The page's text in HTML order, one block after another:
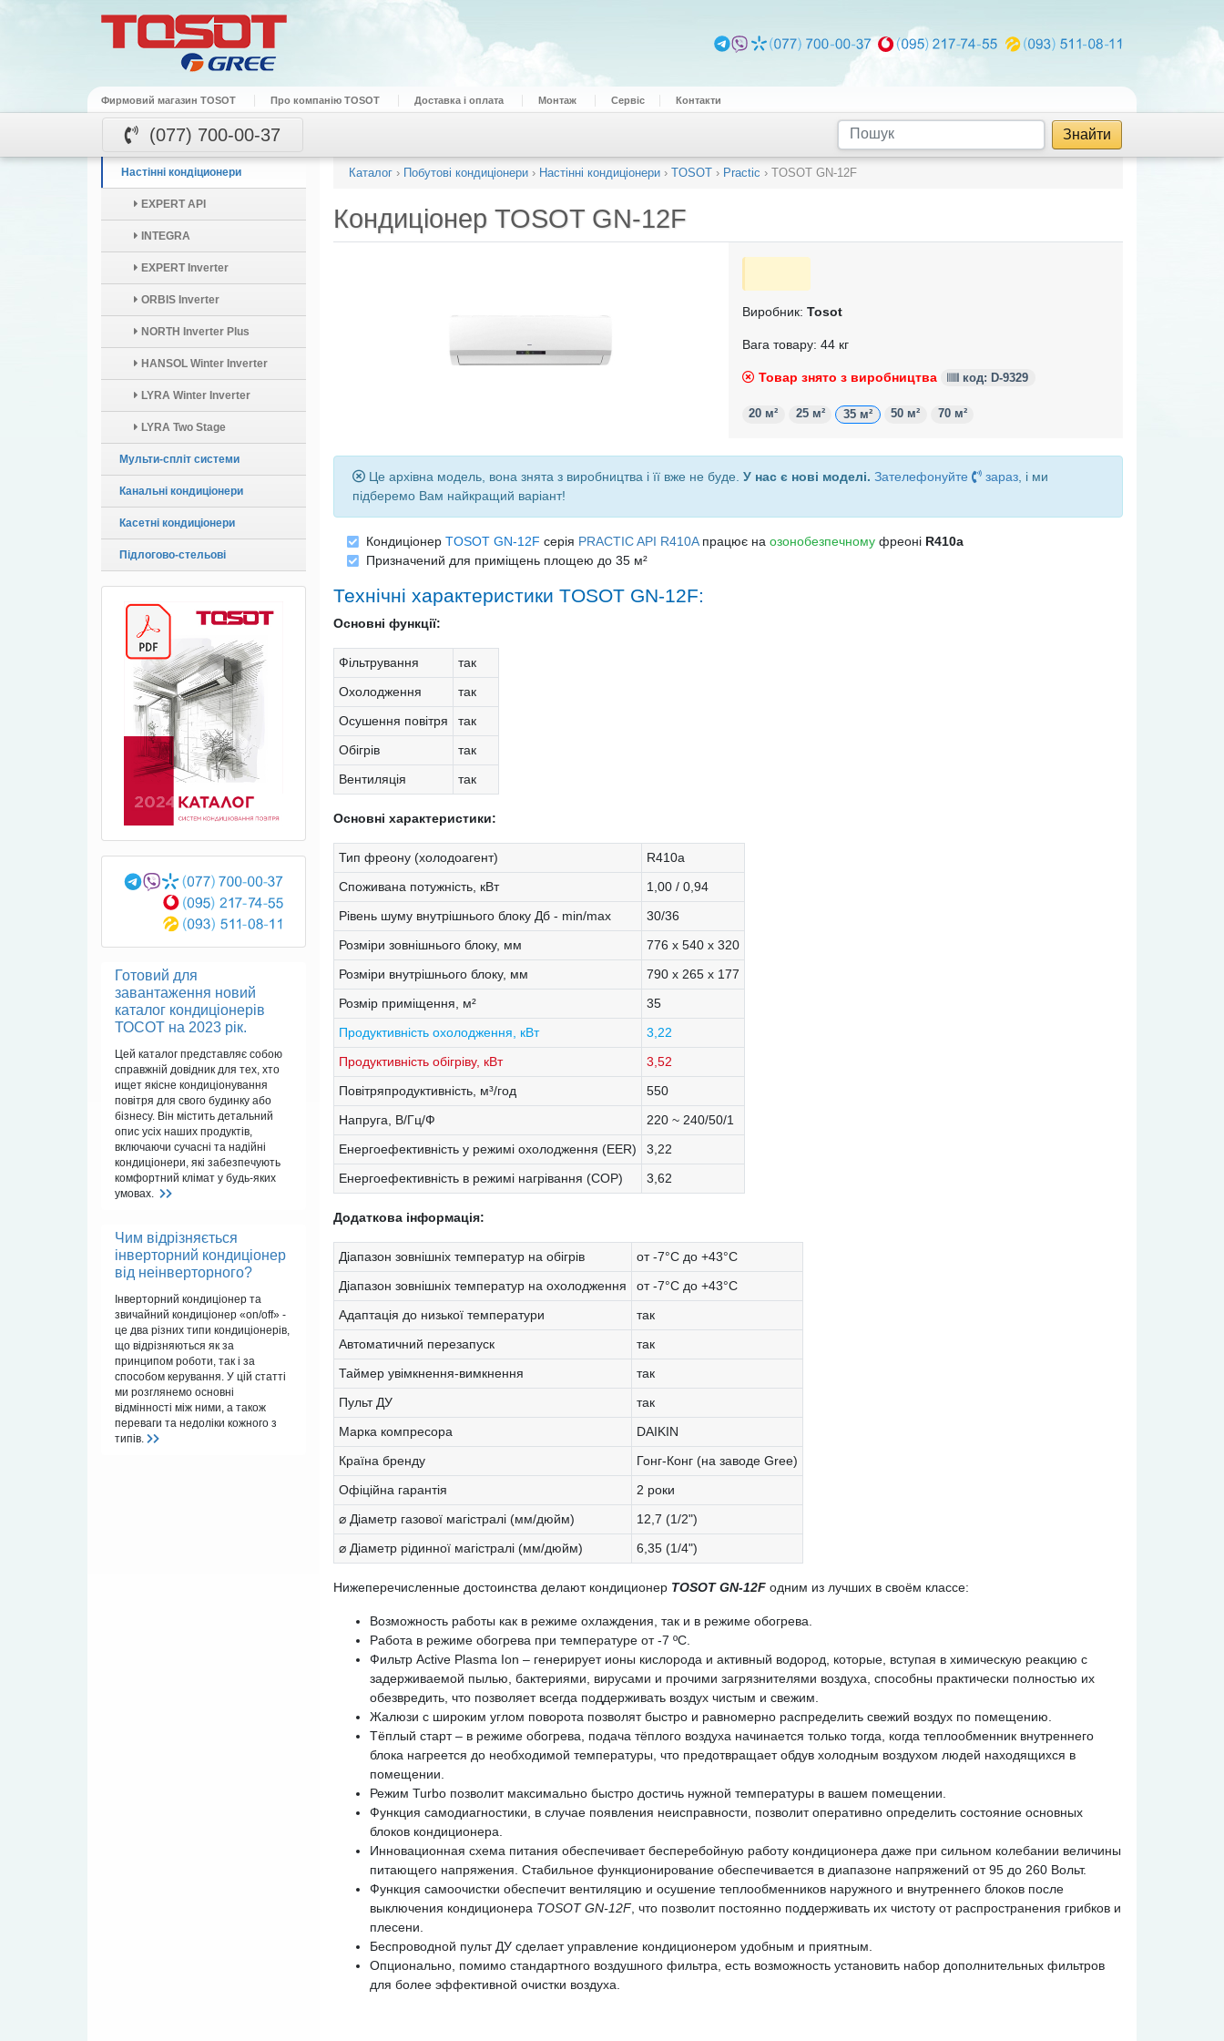
Фирмовий магазин TOSOT Про компанію TOSOT Доставка і оплата Монтаж Сервіс Контакти
(077) 700-00-37 Знайти
Настінні кондіционери
EXPERT API
INTEGRA
EXPERT Inverter
ORBIS Inverter
NORTH Inverter Plus
HANSOL Winter Inverter
LYRA Winter Inverter
LYRA Two Stage
Мульти-спліт системи
Канальні кондиціонери
Касетні кондиціонери
Підлогово-стельові
Готовий для
завантаження новий
каталог кондиціонерів
ТОСОТ на 2023 рік.
Цей каталог представляє собою
справжній довідник для тех, хто
ищет якісне кондиціонування
повітря для свого будинку або
бізнесу. Він містить детальний
опис усіх наших продуктів,
включаючи сучасні та надійні
кондиціонери, які забезпечують
комфортний клімат у будь-яких
умовах.
Чим відрізняється
інверторний кондиціонер
від неінверторного?
Інверторний кондиціонер та
звичайний кондиціонер «on/off» -
це два різних типи кондиціонерів,
що відрізняються як за
принципом роботи, так і за
способом керування. У цій статті
ми розглянемо основні
відмінності між ними, а також
переваги та недоліки кожного з
типів.
Каталог › Побутові кондиціонери › Настінні кондиціонери › TOSOT › Practic › TOSOT GN-12F
Кондиціонер TOSOT GN-12F
Виробник: Tosot
Вага товару: 44 кг
Товар знято з виробництва код: D-9329
20 м² 25 м² 35 м² 50 м² 70 м²
Це архівна модель, вона знята з виробництва і її вже не буде. У нас є нові моделі. Зателефонуйте зараз , і ми
підберемо Вам найкращий варіант!
Кондиціонер TOSOT GN-12F серія PRACTIC API R410Aпрацює на озонобезпечному фреоні R410a
Призначений для приміщень площею до 35 м²
Технічні характеристики TOSOT GN-12F:
Основні функції:
Фільтрування
так
Охолодження
так
Осушення повітря
так
Обігрів
так
Вентиляція
так
Основні характеристики:
Тип фреону (холодоагент)
R410a
Споживана потужність, кВт
1,00 / 0,94
Рівень шуму внутрішнього блоку Дб - min/max
30/36
Розміри зовнішнього блоку, мм
776 x 540 x 320
Розміри внутрішнього блоку, мм
790 x 265 x 177
Розмір приміщення, м²
35
Продуктивність охолодження, кВт
3,22
Продуктивність обігріву, кВт
3,52
Повітряпродуктивність, м³/год
550
Напруга, В/Гц/Ф
220 ~ 240/50/1
Енергоефективність у режимі охолодження (EER)
3,22
Енергоефективність в режимі нагрівання (COP)
3,62
Додаткова інформація:
Діапазон зовнішніх температур на обігрів
от -7°C до +43°C
Діапазон зовнішніх температур на охолодження
от -7°C до +43°C
Адаптація до низької температури
так
Автоматичний перезапуск
так
Таймер увімкнення-вимкнення
так
Пульт ДУ
так
Марка компресора
DAIKIN
Країна бренду
Гонг-Конг (на заводе Gree)
Офіційна гарантія
2 роки
⌀ Діаметр газової магістралі (мм/дюйм)
12,7 (1/2")
⌀ Діаметр рідинної магістралі (мм/дюйм)
6,35 (1/4")
Нижеперечисленные достоинства делают кондиционер TOSOT GN-12F одним из лучших в своём классе:
Возможность работы как в режиме охлаждения, так и в режиме обогрева.
Работа в режиме обогрева при температуре от -7 ºС.
Фильтр Active Plasma Ion – генерирует ионы кислорода и активный водород, которые, вступая в химическую реакцию с
задерживаемой пылью, бактериями, вирусами и прочими загрязнителями воздуха, способны практически полностью их
обезвредить, что позволяет всегда поддерживать воздух чистым и свежим.
Жалюзи с широким углом поворота позволят быстро и равномерно распределить свежий воздух по помещению.
Тёплый старт – в режиме обогрева, подача тёплого воздуха начинается только тогда, когда теплообменник внутреннего
блока нагреется до необходимой температуры, что предотвращает обдув холодным воздухом людей находящихся в
помещении.
Режим Turbo позволит максимально быстро достичь нужной температуры в вашем помещении.
Функция самодиагностики, в случае появления неисправности, позволит оперативно определить состояние основных
блоков кондиционера.
Инновационная схема питания обеспечивает бесперебойную работу кондиционера даже при сильном колебании величины
питающего напряжения. Стабильное функционирование обеспечивается в диапазоне напряжений от 95 до 260 Вольт.
Функция самоочистки обеспечит вентиляцию и осушение теплообменников наружного и внутреннего блоков после
выключения кондиционера TOSOT GN-12F, что позволит постоянно поддерживать их чистоту от распространения грибков и
плесени.
Беспроводной пульт ДУ сделает управление кондиционером удобным и приятным.
Опционально, помимо стандартного воздушного фильтра, есть возможность установить набор дополнительных фильтров
для более эффективной очистки воздуха.